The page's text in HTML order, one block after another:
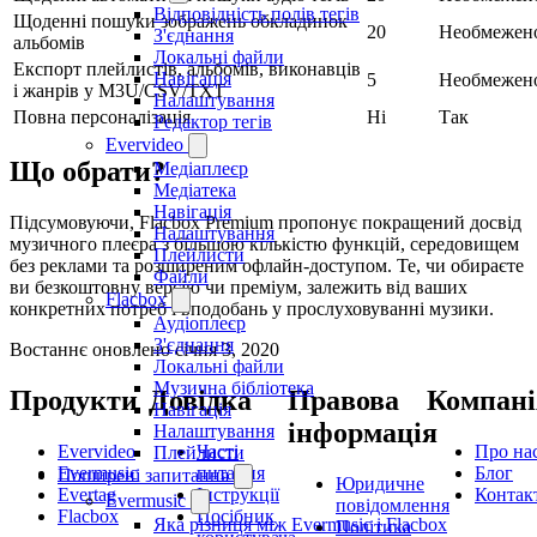
Відповідність полів тегів
З'єднання
Локальні файли
Навігація
Налаштування
Редактор тегів
Evervideo
Медіаплеєр
Медіатека
Навігація
Налаштування
Плейлисти
Файли
Flacbox
Аудіоплеєр
З'єднання
Локальні файли
Музична бібліотека
Навігація
Налаштування
Плейлисти
Поширені запитання
Evermusic
Яка різниця між Evermusic і Flacbox
Щоденні пошуки зображень обкладинок
альбомів
20
Експорт плейлистів, альбомів, виконавців
і жанрів у M3U/CSV/TXT
5
Повна персоналізація
Ні Так
Що обрати?
Підсумовуючи, Flacbox Premium пропонує покращений досвід
музичного плеєра з більшою кількістю функцій, середовищем
без реклами та розширеним офлайн-доступом. Те, чи обираєте
ви безкоштовну версію чи преміум, залежить від ваших
конкретних потреб і вподобань у прослуховуванні музики.
Востаннє оновленосічня 3, 2020
Продукти
Evervideo
Evermusic
Evertag
Flacbox
Довідка
Часті
питання
Інструкції
Посібник
Правова
інформація
Юридичне
повідомлення
Політика
Про
Блог